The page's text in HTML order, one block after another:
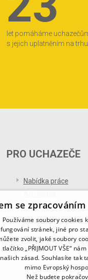
let pomáháme
s jejich uplatněním na
PRO UCHAZEČE
Nabídka práce
Reference od
Blog pro uchazeče
se
Používáme soubory cookies
fungování stránek, jiné pro
zvolit, jaké soubory
tlačítko „PŘIJMOUT VŠE“
našich zásad. Souhlasíte tak
mimo Evropský
Než budete